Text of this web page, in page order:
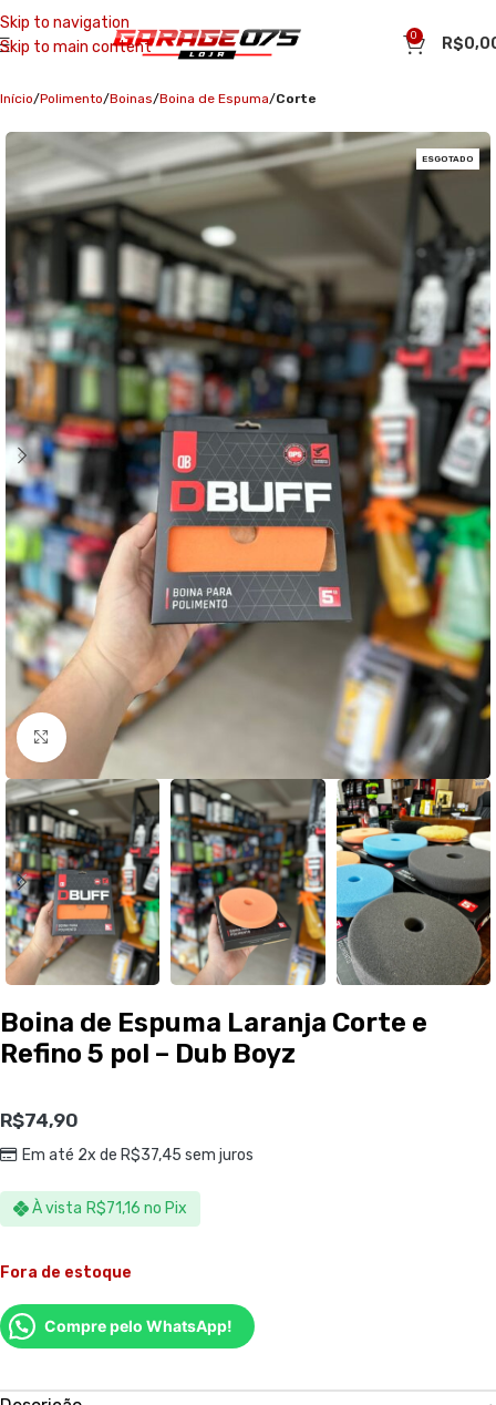
Skip to navigation
Skip to main content
0 R$
Início Polimento Boinas Boina de Espuma Corte
ESGOTADO
Clique para ampliar
Boina de Espuma Laranja Corte e
Refino 5 pol – Dub Boyz
R$74,90
Em até 2x de R$37,45 sem juros
À vista R$71,16 no Pix
Fora de estoque
Compre pelo WhatsApp!